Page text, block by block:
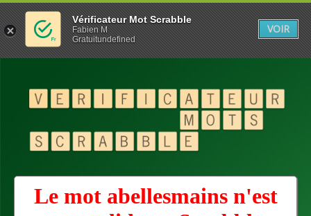
Le mot abellesmains n'est
Vérificateur Mot Scrabble
Fabien M
Gratuitundefined
VOIR